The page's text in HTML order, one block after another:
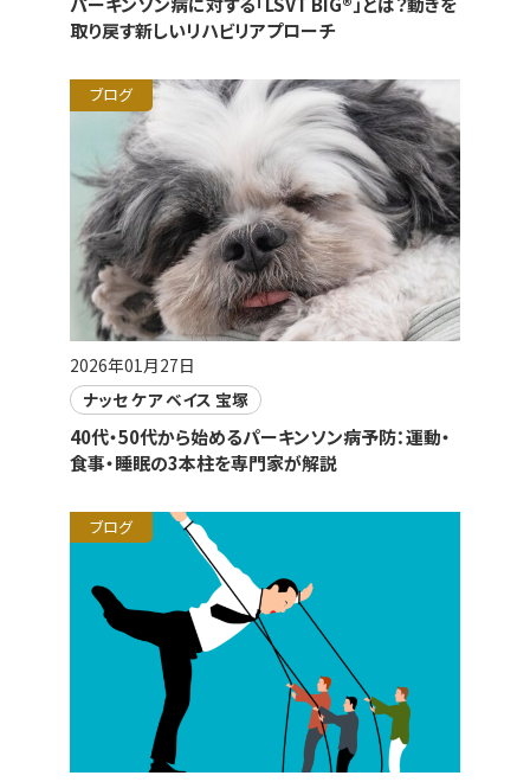
取り戻す新しいリハビリアプローチ
ブログ
2026年01月27日
ナッセ ケア ベイス 宝塚
40代・50代から始めるパーキンソン病予防：運動・
食事・睡眠の3本柱を専門家が解説
ブログ